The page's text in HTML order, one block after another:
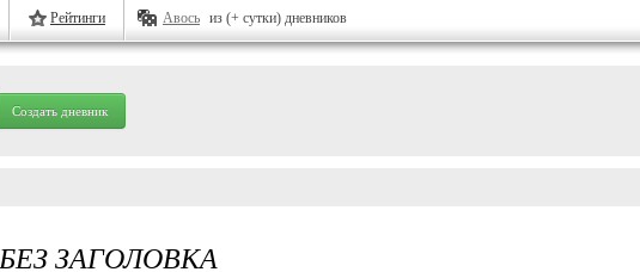
Рейтинги Авось из (+ сутки) дневников
Создать дневник
БЕЗ ЗАГОЛОВКА